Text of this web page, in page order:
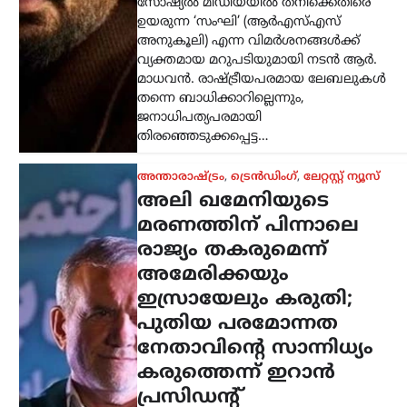
കരുത്തെന്ന് ഇറാൻ
പ്രസിഡന്റ്
ന്യൂസ് ഡെസ്ക് ഓഗസ്റ്റ്‌ 6, 2026
ഇറാന്റെ പുതിയ പരമോന്നത നേതാവായ
മൊജ്തബ ഖമേനിയുമായി നേരിട്ട്
ആശയവിനിമയം നടത്തുന്നത് നിലവിൽ
അദ്ദേഹത്തിന്റെ നേതൃത്വം രാജ്യത്തിന്
വലിയ ആത്മവിശ്വാസവും കരുത്തും
പകരുന്നതായി പ്രസിഡന്റ് മസൂദ്…
കേരളം,ട്രെൻഡിംഗ്,ലേറ്റസ്റ്റ് ന്യൂസ്
സ്ത്രീയെ
കരിങ്കുപ്പായത്തിൽ
കുഴിച്ചുമൂടുന്ന പരിപാടി;
നിഖാബ്
നിരോധിക്കണമെന്ന്